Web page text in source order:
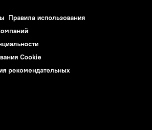
Правила использования
Cookie
рекомендательных